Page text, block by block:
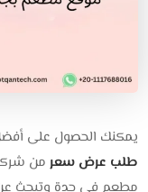
يمكنك الحصول على
طلب عرض سعر